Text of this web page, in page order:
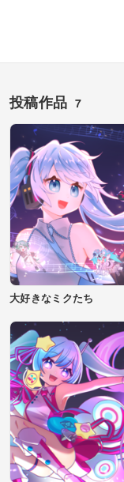
投稿作品 7
大好きなミクたち